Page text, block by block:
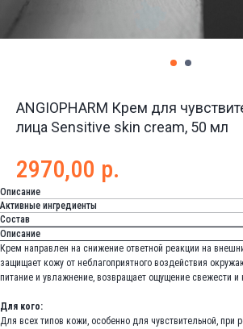
ANGIOPHARM Крем для
лица Sensitive skin cream, 50 мл
2970,00 р.
Описание
Активные ингредиенты
Состав
Описание
Крем направлен на снижение ответной реакции на
защищает кожу от неблагоприятного воздействия
питание и увлажнение, возвращает ощущение свежести и
Для кого:
Для всех типов кожи, особенно для чувствительной, при